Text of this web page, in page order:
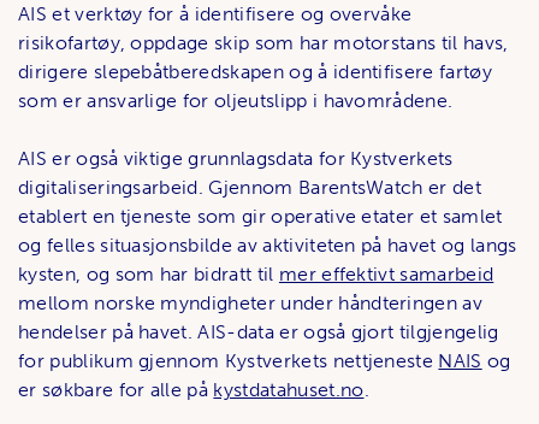
AIS et verktøy for å identifisere og overvåke
risikofartøy, oppdage skip som har motorstans til havs,
dirigere slepebåtberedskapen og å identifisere fartøy
som er ansvarlige for oljeutslipp i havområdene.
AIS er også viktige grunnlagsdata for Kystverkets
digitaliseringsarbeid. Gjennom BarentsWatch er det
etablert en tjeneste som gir operative etater et samlet
og felles situasjonsbilde av aktiviteten på havet og langs
kysten, og som har bidratt til mer effektivt samarbeid
mellom norske myndigheter under håndteringen av
hendelser på havet. AIS-data er også gjort tilgjengelig
for publikum gjennom Kystverkets nettjeneste NAIS og
er søkbare for alle på kystdatahuset.no.